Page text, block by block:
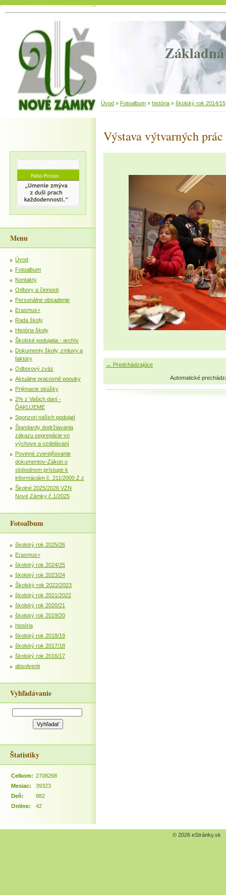
Základná
Úvod » Fotoalbum » história » školský rok 2014/15
Výstava výtvarných
← Predchádzajúce
Automatické
Menu
Úvod
Fotoalbum
Kontakty
Odbory a činnosti
Personálne obsadenie
Erasmus+
Rada školy
História školy
Školské podujatia - archív
Dokumenty školy, zmluvy a
faktúry
Odborový zväz
Aktuálne pracovné ponuky
Prijímacie skúšky
2% z Vašich daní -
ĎAKUJEME
Sponzori našich podujatí
Štandardy dodržiavania
zákazu segregácie vo
výchove a vzdelávaní
Povinné zverejňovanie
dokumentov-Zákon o
slobodnom prístupe k
informáciám č. 211/2000 Z.z
Školné 2025/2026 VZN
Nové Zámky č.1/2025
Fotoalbum
školský rok 2025/26
Erasmus+
školský rok 2024/25
školský rok 2023/24
Školský rok 2022/2023
školský rok 2021/2022
školský rok 2020/21
školský rok 2019/20
história
školský rok 2018/19
školský rok 2017/18
školský rok 2016/17
absolventi
Vyhľadávanie
Štatistiky
Online: 42
Celkom: 2708268
Mesiac:
39323
Deň:
882
© 2026 eStránky.sk